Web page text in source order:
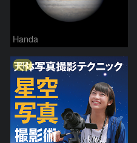
Handa
PR